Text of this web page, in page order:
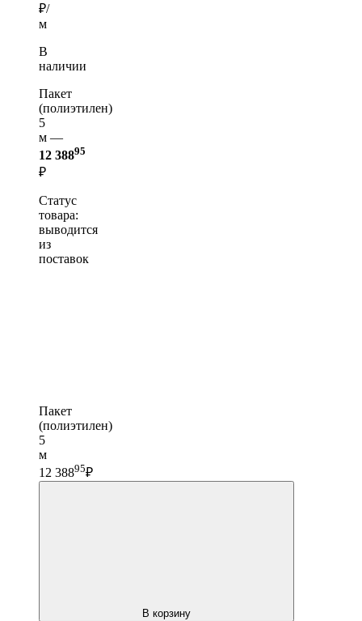
₽/
м
В
наличии
Пакет
(полиэтилен)
5
м —
12 38895
₽
Статус
товара:
выводится
из
поставок
Пакет
(полиэтилен)
5
м
12 38895₽
В корзину